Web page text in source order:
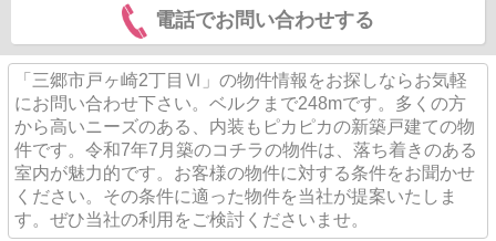
電話でお問い合わせする
「三郷市戸ヶ崎2丁目Ⅵ」の物件情報をお探しならお気軽
にお問い合わせ下さい。ベルクまで248mです。多くの方
から高いニーズのある、内装もピカピカの新築戸建ての物
件です。令和7年7月築のコチラの物件は、落ち着きのある
室内が魅力的です。お客様の物件に対する条件をお聞かせ
ください。その条件に適った物件を当社が提案いたしま
す。ぜひ当社の利用をご検討くださいませ。